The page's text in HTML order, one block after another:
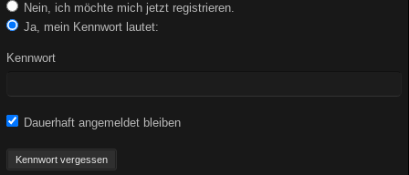
Nein, ich möchte mich jetzt registrieren.
Ja, mein Kennwort lautet:
Kennwort
Dauerhaft angemeldet bleiben
Kennwort vergessen